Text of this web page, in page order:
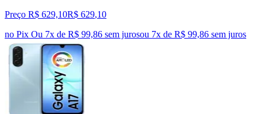
Preço R$ 629,10R$ 629,10
no Pix Ou 7x de R$ 99,86 sem jurosou 7x de R$ 99,86 sem juros